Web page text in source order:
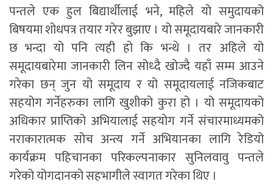
पन्तले एक हुल बिद्यार्थीलाई भने, महिले यो समुदायको
बिषयमा शोधपत्र तयार गरेर बुझाए । यो समूदायबारे जानकारी
छ भन्दा यो पनि त्यही हो कि भन्थे । तर अहिले यो
समूदायबारेमा जानकारी लिन सोध्दै खोज्दै यहाँ सम्म आउने
गरेका छन् जुन यो समूदाय र यो समूदायलाई नजिकबाट
सहयोग गर्नेहरुका लागि खुशीको कुरा हो । यो समूदायको
अधिकार प्राप्तिको अभियालाई सहयोग गर्ने संचारमाध्यमको
नराकारात्मक सोच अन्त्य गर्ने अभियानका लागि रेडियो
कार्यक्रम पहिचानका परिकल्पनाकार सुनिलवावु पन्तले
गरेको योगदानको सहभागीले स्वागत गरेका थिए ।